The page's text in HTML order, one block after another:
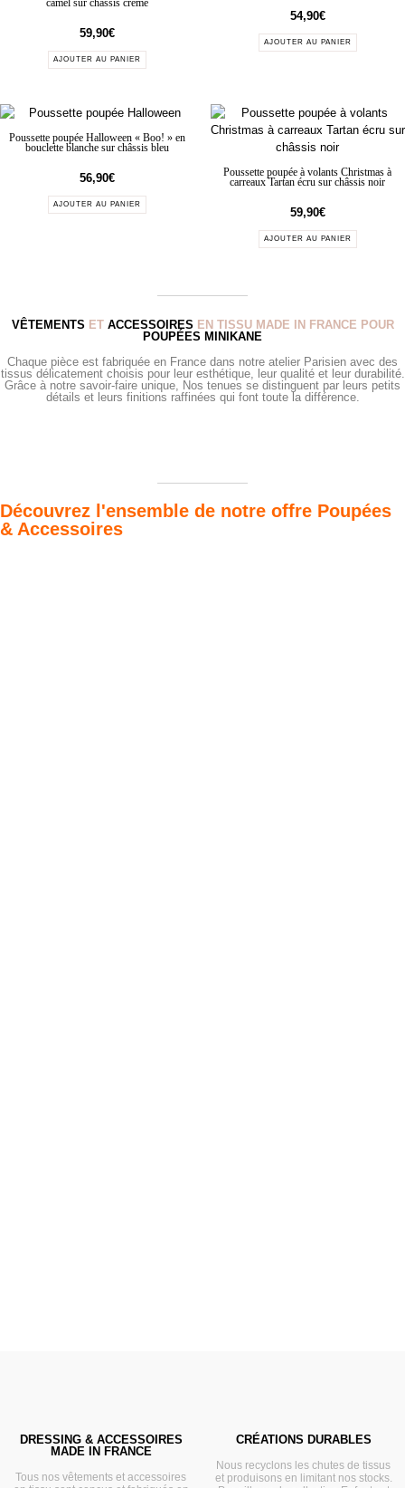
camel sur châssis crème
59,90€
AJOUTER AU PANIER
54,90€
AJOUTER AU PANIER
Poussette poupée Halloween « Boo! » en
bouclette blanche sur châssis bleu
56,90€
AJOUTER AU PANIER
Poussette poupée à volants Christmas à
carreaux Tartan écru sur châssis noir
59,90€
AJOUTER AU PANIER
VÊTEMENTS ET ACCESSOIRES EN TISSU MADE IN FRANCE POUR
POUPÉES MINIKANE
Chaque pièce est fabriquée en France dans notre atelier Parisien avec des
tissus délicatement choisis pour leur esthétique, leur qualité et leur durabilité.
Grâce à notre savoir-faire unique, Nos tenues se distinguent par leurs petits
détails et leurs finitions raffinées qui font toute la différence.
Découvrez l'ensemble de notre offre Poupées
& Accessoires
DRESSING & ACCESSOIRES
MADE IN FRANCE
Tous nos vêtements et accessoires
CRÉATIONS DURABLES
Nous recyclons les chutes de tissus
et produisons en limitant nos stocks.